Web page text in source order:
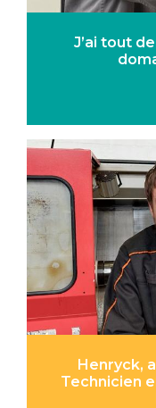
J’ai tout
Henryck,
Technicien